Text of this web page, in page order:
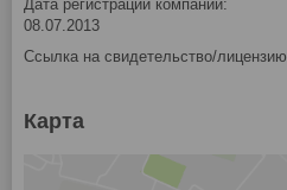
Дата регистрации компании:
08.07.2013
Ссылка на свидетельство/лицензию
Карта